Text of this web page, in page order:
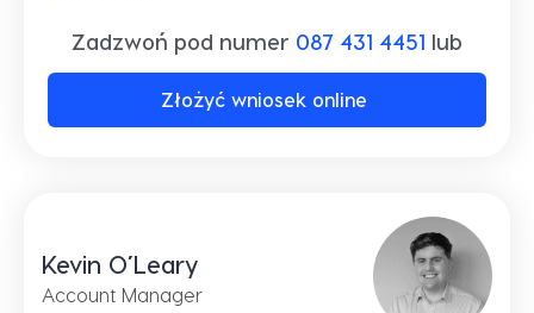
Zadzwoń pod numer 087 431 4451 lub
Złożyć wniosek online
Kevin O’Leary
Account Manager